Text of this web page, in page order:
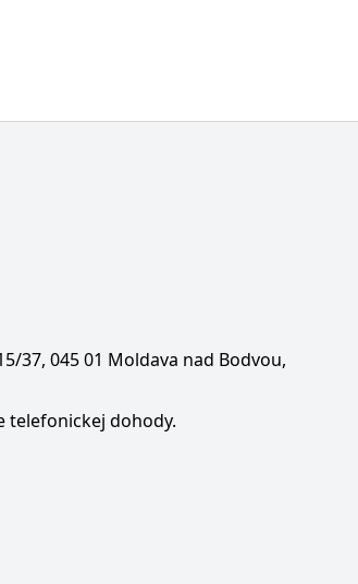
37, 045 01 Moldava nad Bodvou,
telefonickej dohody.